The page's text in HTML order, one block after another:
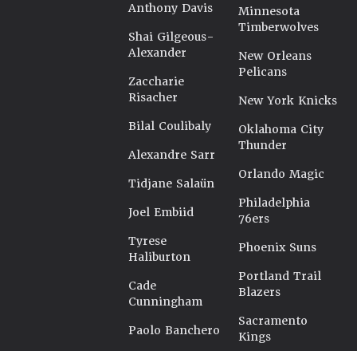
Anthony Davis
Shai Gilgeous-
Alexander
Zaccharie
Risacher
Bilal Coulibaly
Alexandre Sarr
Tidjane Salaün
Joel Embiid
Tyrese
Haliburton
Cade
Cunningham
Paolo Banchero
Minnesota
Timberwolves
New Orleans
Pelicans
New York Knicks
Oklahoma City
Thunder
Orlando Magic
Philadelphia
76ers
Phoenix Suns
Portland Trail
Blazers
Sacramento
Kings